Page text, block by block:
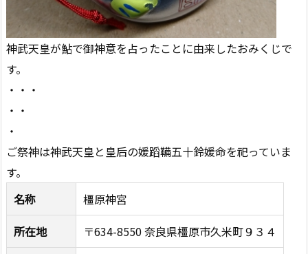
神武天皇が鮎で御神意を占ったことに由来したおみくじで
す。
・・・
・・
・
ご祭神は神武天皇と皇后の媛蹈鞴五十鈴媛命を祀っていま
す。
名称
橿原神宮
所在地
〒634-8550 奈良県橿原市久米町９３４